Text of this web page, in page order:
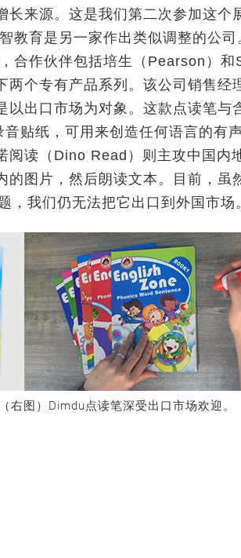
长来源。这是我们第二次参加这个
教育是另一家作出类似调整的公
合作伙伴包括培生（Pearson）
两个专有产品系列。该公司销售经
出口市场为对象。这款点读笔与
贴纸，可用来创造任何语言的有
阅读（Dino Read）则主攻中国内
的图片，然后朗读文本。目前，虽
，我们仍无法把它出口到外国市场
右图）Dimdu点读笔深受出口市场欢迎。